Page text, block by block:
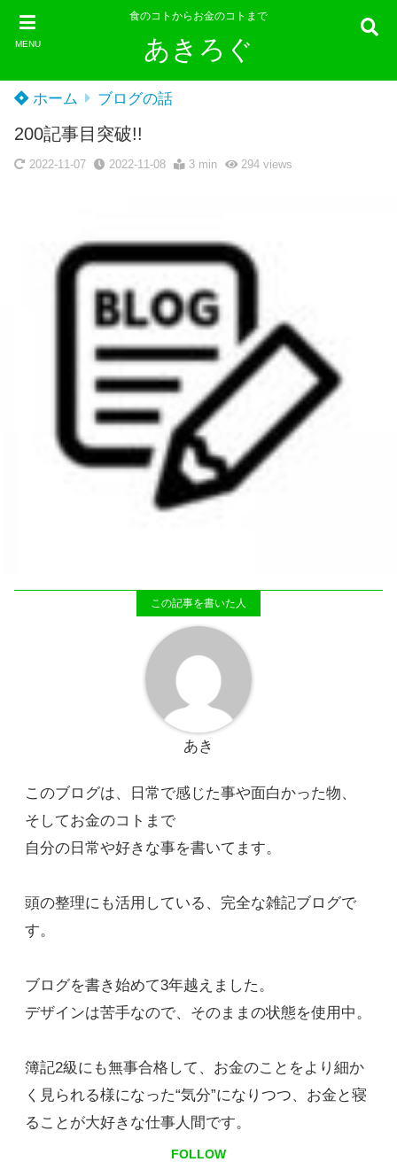
MENU
食のコトからお金のコトまで
あきろぐ
ホーム ブログの話
200記事目突破!!
2022-11-07 2022-11-08 3 min 294views
あき
このブログは、日常で感じた事や面白かった物、
そしてお金のコトまで
自分の日常や好きな事を書いてます。
頭の整理にも活用している、完全な雑記ブログで
す。
ブログを書き始めて3年越えました。
デザインは苦手なので、そのままの状態を使用中。
簿記2級にも無事合格して、お金のことをより細か
く見られる様になった“気分”になりつつ、お金と寝
ることが大好きな仕事人間です。
FOLLOW